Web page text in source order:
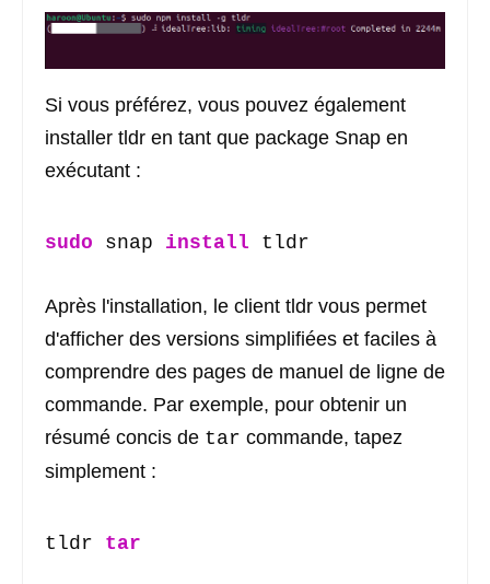
Si vous préférez, vous pouvez également
installer tldr en tant que package Snap en
exécutant :
sudo snap install tldr
Après l'installation, le client tldr vous permet
d'afficher des versions simplifiées et faciles à
comprendre des pages de manuel de ligne de
commande. Par exemple, pour obtenir un
résumé concis de tar commande, tapez
simplement :
tldr tar